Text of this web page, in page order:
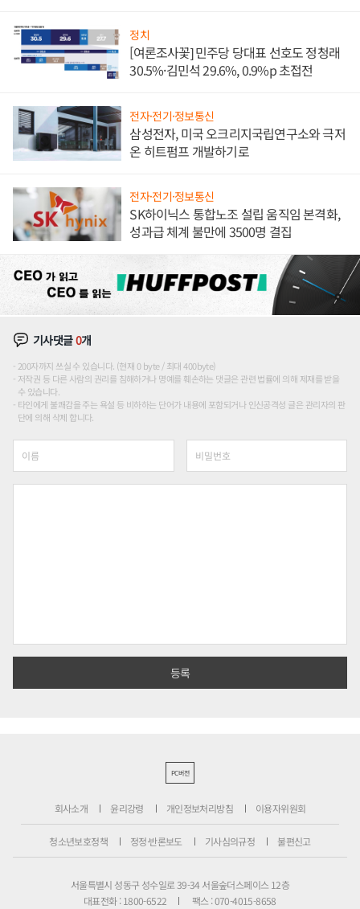
정치
[여론조사꽃] 민주당 당대표 선호도 정청래
30.5%·김민석 29.6%, 0.9%p 초접전
전자·전기·정보통신
삼성전자, 미국 오크리지국립연구소와 극저
온 히트펌프 개발하기로
전자·전기·정보통신
SK하이닉스 통합노조 설립 움직임 본격화,
성과급 체계 불만에 3500명 결집
기사댓글0개
200자까지 쓰실 수 있습니다. (현재 0 byte / 최대 400byte)
저작권 등 다른 사람의 권리를 침해하거나 명예를 훼손하는 댓글은 관련 법률에 의해 제재를 받을
수 있습니다.
타인에게 불쾌감을 주는 욕설 등 비하하는 단어가 내용에 포함되거나 인신공격성 글은 관리자의 판
단에 의해 삭제 합니다.
PC버전
회사소개 윤리강령 개인정보처리방침 이용자위원회
청소년보호정책 정정·반론보도 기사심의규정 불편신고
서울특별시 성동구 성수일로 39-34 서울숲더스페이스 12층
대표전화 : 1800-6522
팩스 : 070-4015-8658